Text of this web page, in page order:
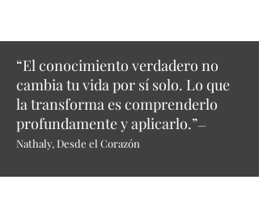
“El conocimiento verdadero no
cambia tu vida por sí solo. Lo que
la transforma es comprenderlo
profundamente y aplicarlo.”—
Nathaly, Desde el Corazón